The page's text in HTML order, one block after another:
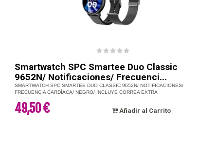
Smartwatch SPC Smartee Duo Classic
9652N/ Notificaciones/ Frecuenci...
SMARTWATCH SPC SMARTEE DUO CLASSIC 9652N/ NOTIFICACIONES/
FRECUENCIA CARDÍACA/ NEGRO/ INCLUYE CORREA EXTRA
49,50 € Añadir al Carrito